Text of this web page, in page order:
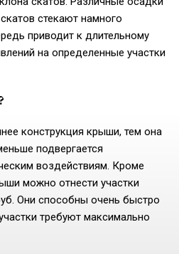
стекают намного
приводит к длительному
на определенные участки
конструкция крыши, тем она
подвергается
воздействиям. Кроме
можно отнести участки
Они способны очень быстро
требуют максимально